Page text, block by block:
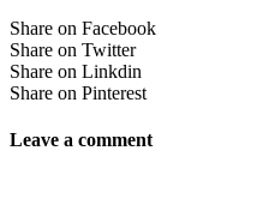
Share on Facebook
Share on Twitter
Share on Linkdin
Share on Pinterest
Leave a comment